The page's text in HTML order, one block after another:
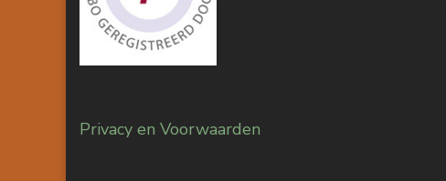
Privacy en Voorwaarden